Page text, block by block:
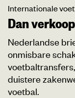
Internationale
Dan
Nederlandse
onmisbare
duistere
voetbal.